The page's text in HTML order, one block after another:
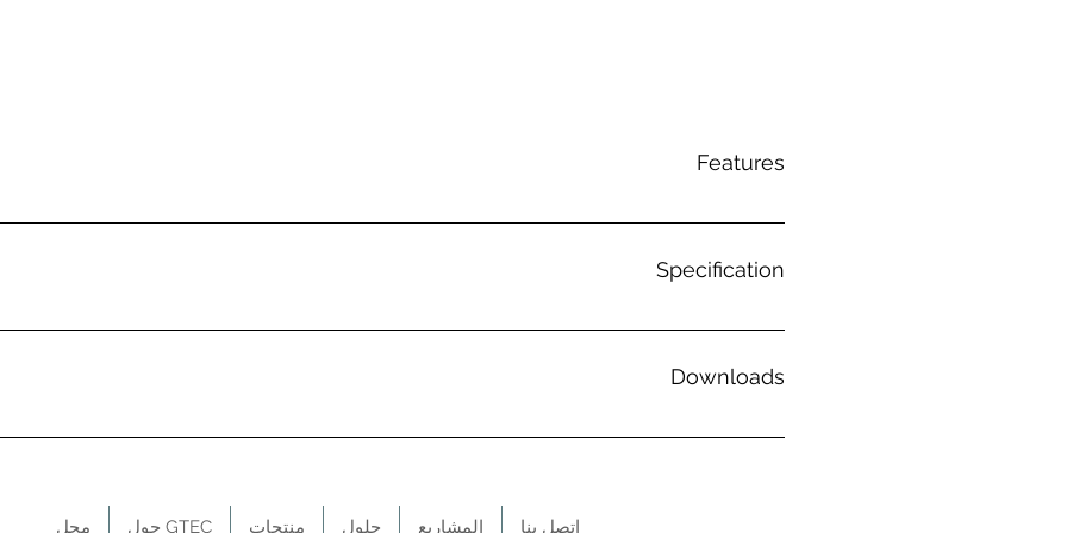
Features
For 12/24/48V System Heatsink cooling Advanced MPPT Technology Peak
in DC Load output On line monitor system via RS485 communication
Specification
Downloads
MH
محل حول GTEC منتجات حلول المشاريع اتصل بنا